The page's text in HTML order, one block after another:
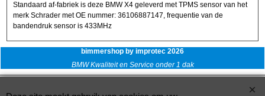
Standaard af-fabriek is deze BMW X4 geleverd met TPMS sensor van het
merk Schrader met OE nummer: 36106887147, frequentie van de
bandendruk sensor is 433MHz
bimmershop by improtec 2026
BMW Kwaliteit en Service onder 1 dak